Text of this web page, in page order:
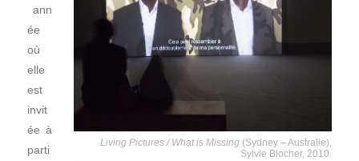
Living Pictures / What is Missing(Sydney – Australie),
Sylvie Blocher, 2010.
ann
ée
où
elle
est
invit
ée à
parti